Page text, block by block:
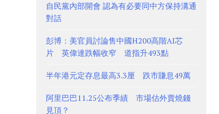
自民黨內部開會 認為有必要同中方保持溝通
對話
彭博：美官員討論售中國H200高階AI芯
片 英偉達跌幅收窄 道指升493點
半年港元定存息最高3.3厘 跌市賺息49萬
阿里巴巴11.25公布季績 市場估外賣燒錢
見頂？